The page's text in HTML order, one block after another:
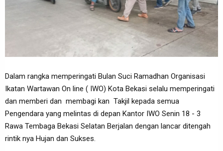
Dalam rangka memperingati Bulan Suci Ramadhan Organisasi
Ikatan Wartawan On line ( IWO) Kota Bekasi selalu memperingati
dan memberi dan membagi kan Takjil kepada semua
Pengendara yang melintas di depan Kantor IWO Senin 18 - 3
Rawa Tembaga Bekasi Selatan Berjalan dengan lancar ditengah
rintik nya Hujan dan Sukses.